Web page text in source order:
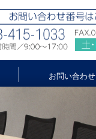
お問い合わせ